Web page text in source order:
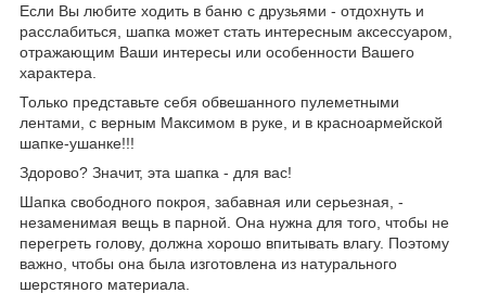
Если Вы любите ходить в баню с друзьями - отдохнуть и
расслабиться, шапка может стать интересным аксессуаром,
отражающим Ваши интересы или особенности Вашего
характера.
Только представьте себя обвешанного пулеметными
лентами, с верным Максимом в руке, и в красноармейской
шапке-ушанке!!!
Здорово? Значит, эта шапка - для вас!
Шапка свободного покроя, забавная или серьезная, -
незаменимая вещь в парной. Она нужна для того, чтобы не
перегреть голову, должна хорошо впитывать влагу. Поэтому
важно, чтобы она была изготовлена из натурального
шерстяного материала.